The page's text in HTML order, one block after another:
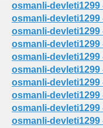
osmanli-devleti1299
osmanli-devleti1299
osmanli-
osmanli-devleti1299
osmanli-devleti1299
osmanli-devleti1299
osmanli-
osmanli-devleti1299
osmanli-devleti1299
osmanli-